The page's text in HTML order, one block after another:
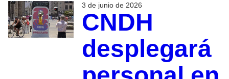
3 de junio de 2026
CNDH
desplegará